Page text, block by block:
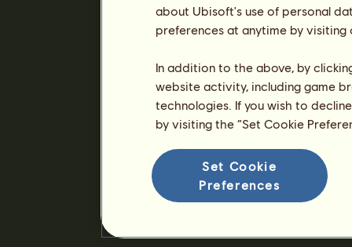
about Ubisoft's use of personal
preferences at anytime by
In addition to the above, by
website activity, including game
technologies. If you wish to
by visiting the “Set Cookie
Set Cookie
Preferences